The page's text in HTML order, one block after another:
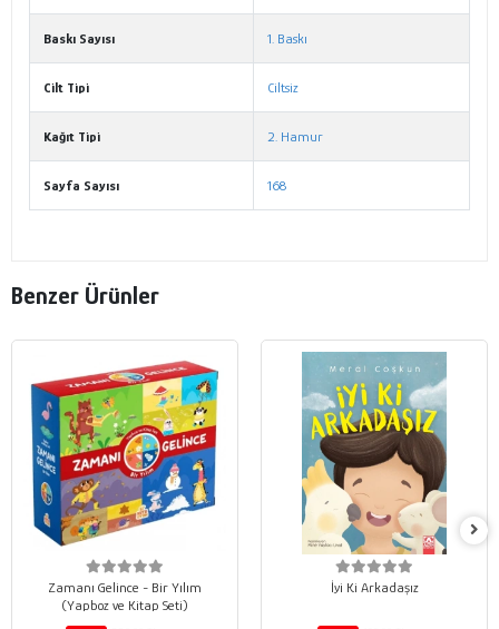
Baskı Sayısı 1. Baskı
Cilt Tipi Ciltsiz
Kağıt Tipi 2. Hamur
Sayfa Sayısı 168
Benzer Ürünler
Zamanı Gelince - Bir Yılım
(Yapboz ve Kitap Seti)
İyi Ki Arkadaşız